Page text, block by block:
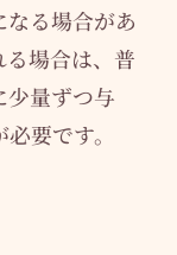
る場合があ
る場合は、普
量ずつ与
要です。